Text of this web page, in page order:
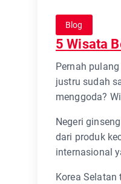
Blog
5 Wisata
Pernah
justru sudah
menggoda?
Negeri
dari produk
internasional
Korea